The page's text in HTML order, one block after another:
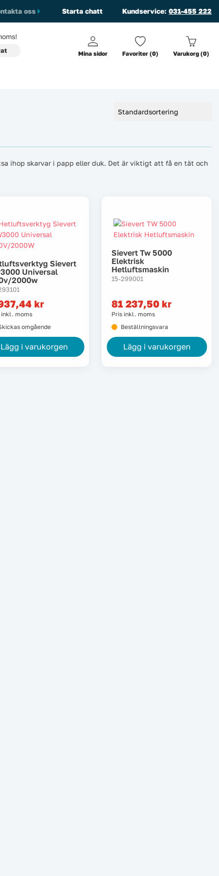
oss Starta chatt Kundservice: 031-455 222
Mina sidor Favoriter (0) Varukorg (0)
ihop skarvar i papp eller duk. Det är viktigt att få en tät och
Sievert
Universal
2000w
kr
inkl. moms
omgående
Lägg i varukorgen
Sievert Tw 5000
Elektrisk
Hetluftsmaskin
15-299001
81 237,50 kr
Pris inkl. moms
Beställningsvara
Lägg i varukorgen